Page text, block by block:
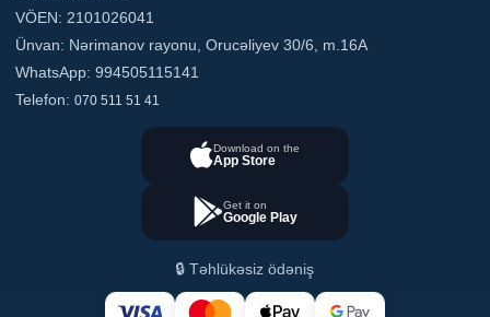
VÖEN: 2101026041
Ünvan: Nərimanov rayonu, Orucəliyev 30/6, m.16A
WhatsApp: 994505115141
Telefon: 070 511 51 41
Download on the
App Store
Get it on
Google Play
🔒 Təhlükəsiz ödəniş